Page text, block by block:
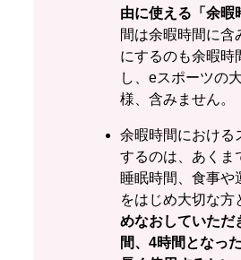
由に使える「余暇
間は余暇時間に
にするのも余暇時
し、eスポーツの
様、含みません。
余暇時間における
するのは、あくま
睡眠時間、食事や
をはじめ大切な方
めなおしていただ
間、4時間となっ